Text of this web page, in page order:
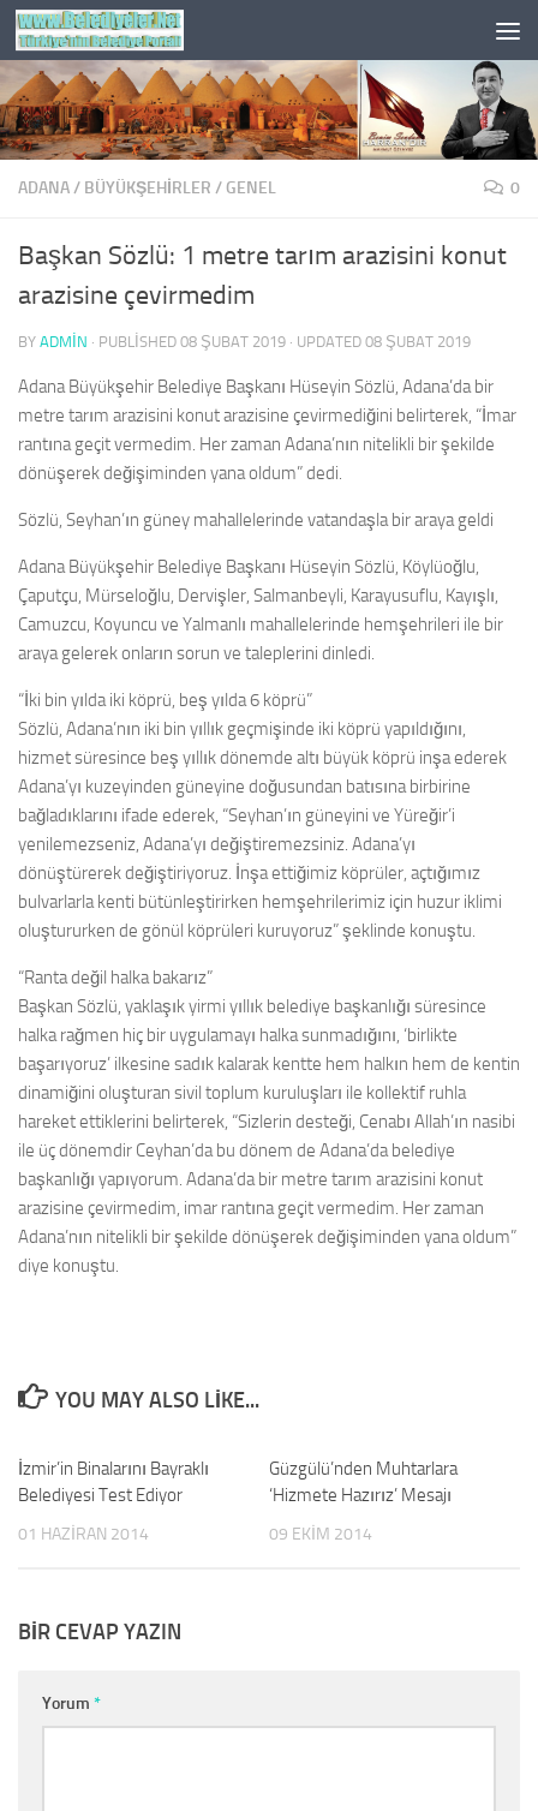
Skip to content
ADANA/ BÜYÜKŞEHİRLER / GENEL 0
Başkan Sözlü: 1 metre tarım arazisini konut
arazisine çevirmedim
BY ADMIN · PUBLISHED 08 ŞUBAT 2019 · UPDATED 08 ŞUBAT 2019
Adana Büyükşehir Belediye Başkanı Hüseyin Sözlü, Adana’da bir
metre tarım arazisini konut arazisine çevirmediğini belirterek, “İmar
rantına geçit vermedim. Her zaman Adana’nın nitelikli bir şekilde
dönüşerek değişiminden yana oldum” dedi.
Sözlü, Seyhan’ın güney mahallelerinde vatandaşla bir araya geldi
Adana Büyükşehir Belediye Başkanı Hüseyin Sözlü, Köylüoğlu,
Çaputçu, Mürseloğlu, Dervişler, Salmanbeyli, Karayusuflu, Kayışlı,
Camuzcu, Koyuncu ve Yalmanlı mahallelerinde hemşehrileri ile bir
araya gelerek onların sorun ve taleplerini dinledi.
“İki bin yılda iki köprü, beş yılda 6 köprü”
Sözlü, Adana’nın iki bin yıllık geçmişinde iki köprü yapıldığını,
hizmet süresince beş yıllık dönemde altı büyük köprü inşa ederek
Adana’yı kuzeyinden güneyine doğusundan batısına birbirine
bağladıklarını ifade ederek, “Seyhan’ın güneyini ve Yüreğir’i
yenilemezseniz, Adana’yı değiştiremezsiniz. Adana’yı
dönüştürerek değiştiriyoruz. İnşa ettiğimiz köprüler, açtığımız
bulvarlarla kenti bütünleştirirken hemşehrilerimiz için huzur iklimi
oluştururken de gönül köprüleri kuruyoruz” şeklinde konuştu.
“Ranta değil halka bakarız”
Başkan Sözlü, yaklaşık yirmi yıllık belediye başkanlığı süresince
halka rağmen hiç bir uygulamayı halka sunmadığını, ‘birlikte
başarıyoruz’ ilkesine sadık kalarak kentte hem halkın hem de kentin
dinamiğini oluşturan sivil toplum kuruluşları ile kollektif ruhla
hareket ettiklerini belirterek, “Sizlerin desteği, Cenabı Allah’ın nasibi
ile üç dönemdir Ceyhan’da bu dönem de Adana’da belediye
başkanlığı yapıyorum. Adana’da bir metre tarım arazisini konut
arazisine çevirmedim, imar rantına geçit vermedim. Her zaman
Adana’nın nitelikli bir şekilde dönüşerek değişiminden yana oldum”
diye konuştu.
YOU MAY ALSO LIKE...
İzmir’in Binalarını Bayraklı
Belediyesi Test Ediyor
01 HAZIRAN 2014
Güzgülü’nden Muhtarlara
‘Hizmete Hazırız’ Mesajı
09 EKIM 2014
BIR CEVAP YAZIN
Yorum *